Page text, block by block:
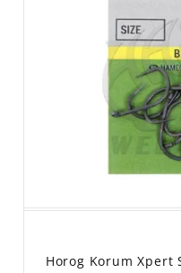
Horog Korum Xpert